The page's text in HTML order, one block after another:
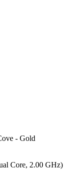
- Gold
Core, 2.00 GHz)